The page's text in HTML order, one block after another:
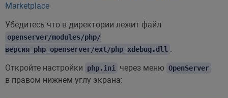
Marketplace
Убедитесь что в директории лежит файл
openserver/modules/php/
версия_php_openserver/ext/php_xdebug.dll .
Откройте настройки
php.ini через меню OpenServer
в правом нижнем углу экрана: